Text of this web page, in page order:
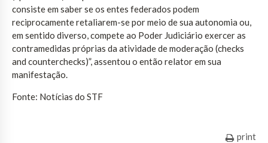
consiste em saber se os entes federados podem
reciprocamente retaliarem-se por meio de sua autonomia ou,
em sentido diverso, compete ao Poder Judiciário exercer as
contramedidas próprias da atividade de moderação (checks
and counterchecks)”, assentou o então relator em sua
manifestação.
Fonte: Notícias do STF
print